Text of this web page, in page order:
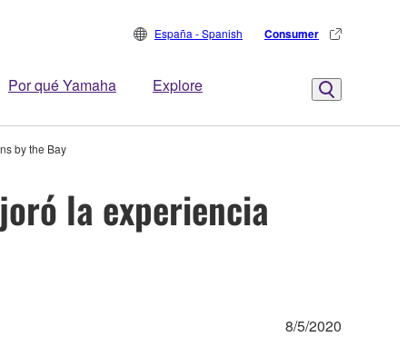
Por qué Yamaha Explore
España - Spanish Consumer
by the Bay
la experiencia
8/5/2020